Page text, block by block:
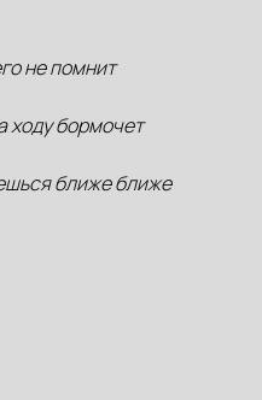
не помнит
ходу бормочет
ближе ближе